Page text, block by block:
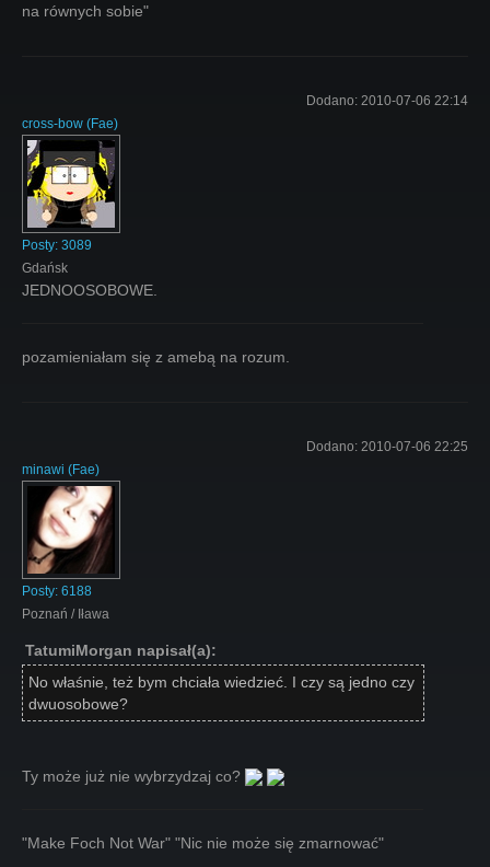
na równych sobie"
Dodano: 2010-07-06 22:14
cross-bow (Fae)
Posty: 3089
Gdańsk
JEDNOOSOBOWE.
pozamieniałam się z amebą na rozum.
Dodano: 2010-07-06 22:25
minawi (Fae)
Posty: 6188
Poznań / Iława
TatumiMorgan napisał(a):
No właśnie, też bym chciała wiedzieć. I czy są jedno czy
dwuosobowe?
Ty może już nie wybrzydzaj co?
"Make Foch Not War" "Nic nie może się zmarnować"